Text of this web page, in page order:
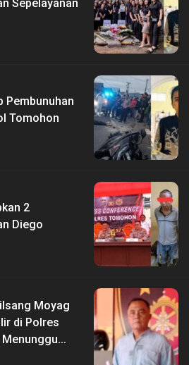
Sepelayanan
Pembunuhan
Tomohon
2
Diego
Moyag
di Polres